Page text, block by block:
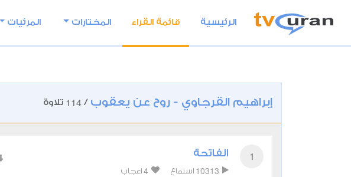
الرئيسية قائمة القراء المختارات المرئيات
إبراهيم القرجاوي - روح عن يعقوب /
114 تلاوة
1 الفاتحة
10313 استماع 4 اعجاب